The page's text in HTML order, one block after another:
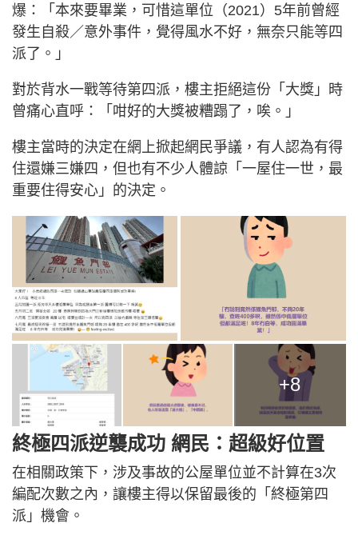
爆：「本來要畢業，可惜這單位（2021）5年前曾經
發生自殺／意外事件，覺得風水不好，無奈只能等四
派了。」
對於背水一戰等待第四派，樓主拒絕這份「大獎」時
曾痛心直呼：「咁好的大獎被糟蹋了，唉。」
樓主當時的決定在網上掀起網民爭議，有人認為有得
住還嫌三嫌四，但也有不少人體諒「一屋住一世，最
重要住得安心」的決定。
+8
終極四派逆襲成功 網民：超級好位置
在相關政策下，涉及事故的公屋單位並不計算在3次
編配次數之內，讓樓主得以保留最後的「終極第四
派」機會。